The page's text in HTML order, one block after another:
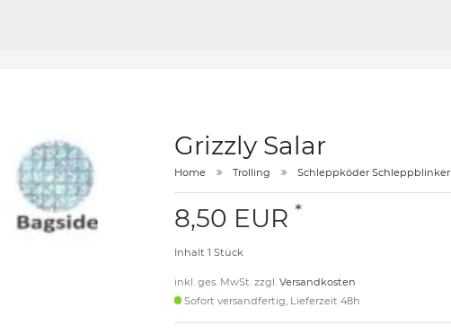
Grizzly Salar
Home Trolling Schleppköder Schleppblinker
8,50 EUR *
Inhalt 1 Stück
inkl. ges. MwSt. zzgl. Versandkosten
Sofort versandfertig, Lieferzeit 48h